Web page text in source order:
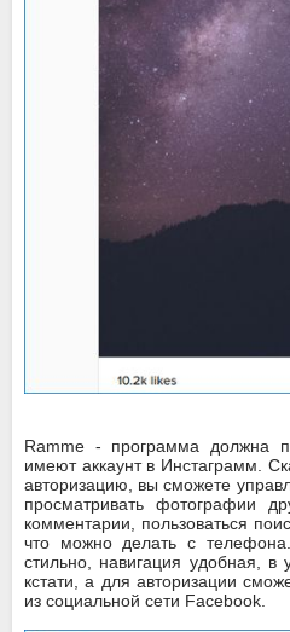
Ramme - программа должна
имеют аккаунт в Инстаграмм.
авторизацию, вы сможете
просматривать фотографии
комментарии, пользоваться
что можно делать с
стильно, навигация удобная, в
кстати, а для авторизации
из социальной сети Facebook.